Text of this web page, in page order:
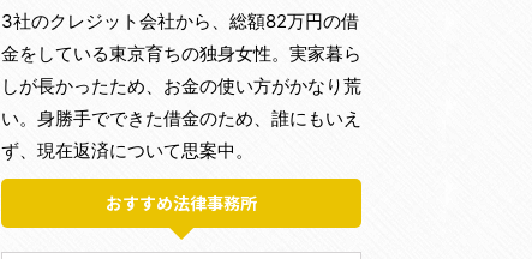
3社のクレジット会社から、総額82万円の借
金をしている東京育ちの独身女性。実家暮ら
しが長かったため、お金の使い方がかなり荒
い。身勝手でできた借金のため、誰にもいえ
ず、現在返済について思案中。
おすすめ法律事務所